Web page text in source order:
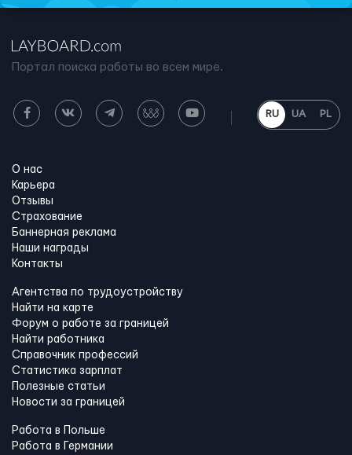
Портал поиска работы во всем мире.
RU UA PL
О нас
Карьера
Отзывы
Страхование
Баннерная реклама
Наши награды
Контакты
Агентства по трудоустройству
Найти на карте
Форум о работе за границей
Найти работника
Справочник профессий
Статистика зарплат
Полезные статьи
Новости за границей
Работа в Польше
Работа в Германии